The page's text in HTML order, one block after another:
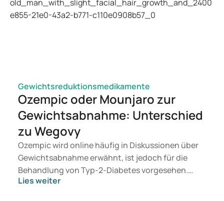
Gewichtsreduktionsmedikamente
Ozempic oder Mounjaro zur
Gewichtsabnahme: Unterschied
zu Wegovy
Ozempic wird online häufig in Diskussionen über
Gewichtsabnahme erwähnt, ist jedoch für die
Behandlung von Typ-2-Diabetes vorgesehen.
Suchen Sie eine Therapie zur Gewichtskontrolle,
Lies weiter